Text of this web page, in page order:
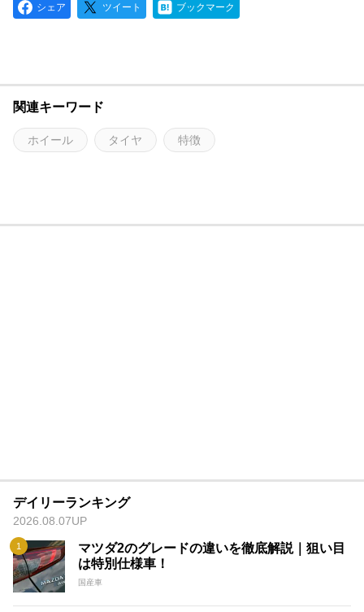
シェア ツイート ブックマーク
関連キーワード
ホイール タイヤ 特徴
デイリーランキング
2026.08.07UP
マツダ2のグレードの違いを徹底解説｜狙い目
は特別仕様車！
国産車